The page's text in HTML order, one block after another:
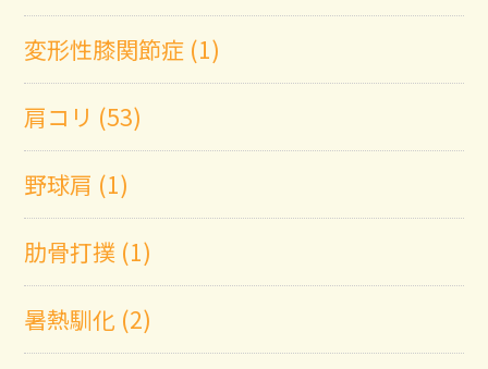
変形性膝関節症 (1)
肩コリ (53)
野球肩 (1)
肋骨打撲 (1)
暑熱馴化 (2)